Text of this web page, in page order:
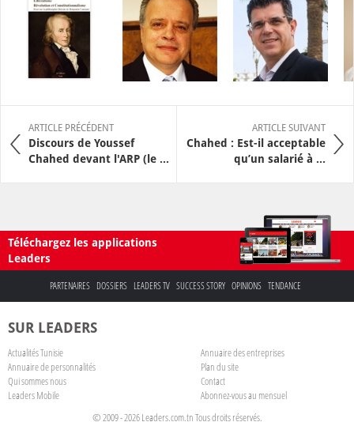
ARTICLE PRÉCÉDENT
Discours de Youssef
Chahed devant l'ARP (le ...
ARTICLE SUIVANT
Chahed : Est-il acceptable
qu’un salarié à ...
Téléchargez les applications
Leaders
PARTENAIRES DOSSIERS LEADERS TV SUCCESS STORY OPINIONS TENDANCE
SUR LEADERS
Actualités Tunisie
Annuaire des entreprises
Annuaire de personnalités
Plan du site
Qui sommes nous
Contact
Leaders Mobile
Abonnez-vous au mensuel
© 2009 - 2026 Leaders.com.tn Tous droits réservés.